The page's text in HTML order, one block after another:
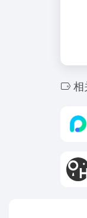
相